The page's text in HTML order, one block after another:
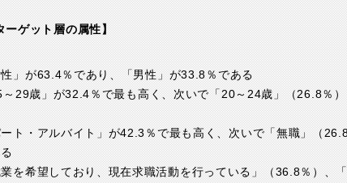
ゲット層の属性】
性」が63.4％であり、「男性」が33.8％である
～29歳」が32.4％で最も高く、次いで「20～24歳」（26.8％
ート・アルバイト」が42.3％で最も高く、次いで「無職」（
業を希望しており、現在求職活動を行っている」（36.8％）、